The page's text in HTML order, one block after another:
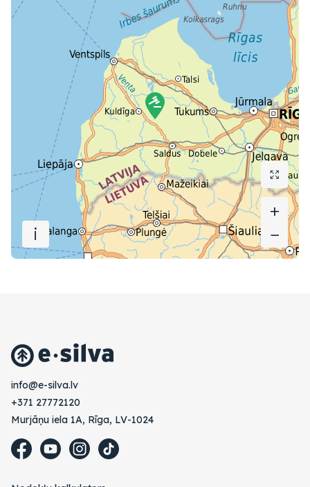
+
−
i
+
−
vl.avlis-e@ofni
+371 27772120
Murjāņu iela 1A, Rīga, LV-1024